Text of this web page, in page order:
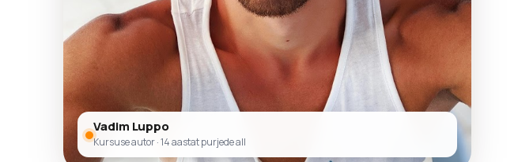
Vadim Luppo
Kursuse autor · 14 aastat purjede all